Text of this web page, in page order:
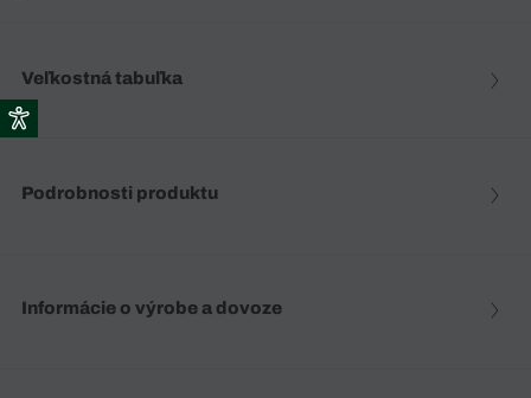
Veľkostná tabuľka
Podrobnosti produktu
Informácie o výrobe a dovoze